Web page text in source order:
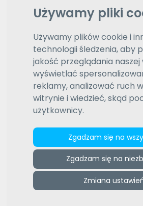
Używamy pliki
Używamy plików cookie i
technologii śledzenia, aby
jakość przeglądania naszej
wyświetlać
reklamy, analizować ruch
witrynie i wiedzieć, skąd
użytkownicy.
Zgadzam się na
Zgadzam się na
Zmiana
Tłumaczenie ustne konsekutywne to
następuje po tym, gdy mówca
Tłumacz, najczęściej korzystając ze
przez siebie notatek, ma za zadanie
wypowiedź przedmówcy. Ten typ
się, gdy mowa dotyczy tematów
także na przykład w trakcie
Na język
Na język
Wybierz język
Daty aktualizacji (od najnowszej)
Wybierz typ sortowania